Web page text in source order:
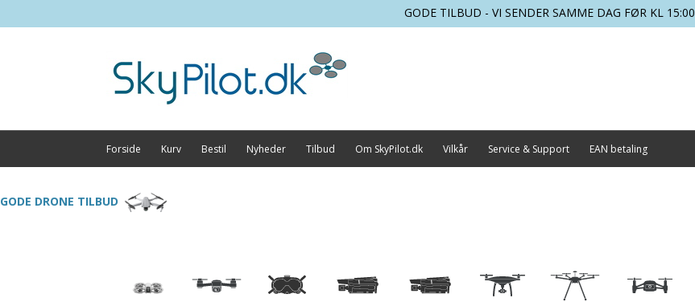
GODE TILBUD - VI SENDER SAMME DAG FØR KL 15:00
Forside Kurv Bestil Nyheder Tilbud Om SkyPilot.dk Vilkår Service & Support EAN betaling
GODE DRONE TILBUD